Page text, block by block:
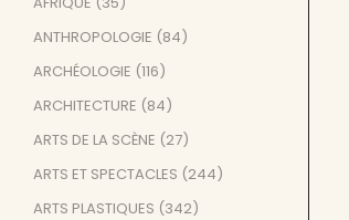
ANTHROPOLOGIE (84)
ARCHÉOLOGIE (116)
ARCHITECTURE (84)
ARTS DE LA SCÈNE (27)
ARTS ET SPECTACLES (244)
ARTS PLASTIQUES (342)